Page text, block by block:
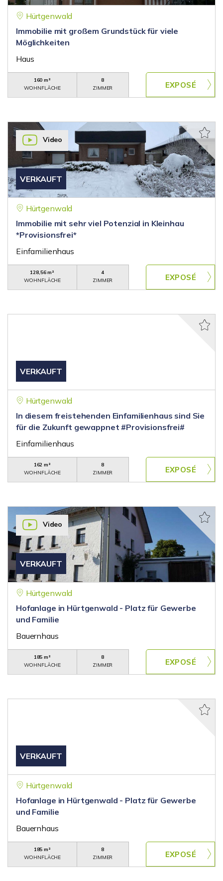
Hürtgenwald
Immobilie mit großem Grundstück für viele
Möglichkeiten
Haus
160 m²
WOHNFLÄCHE
8
ZIMMER
VERKAUFT
Video
Hürtgenwald
Immobilie mit sehr viel Potenzial in Kleinhau
*Provisionsfrei*
Einfamilienhaus
128,56 m²
WOHNFLÄCHE
4
ZIMMER
VERKAUFT
Hürtgenwald
In diesem freistehenden Einfamilienhaus sind Sie
für die Zukunft gewappnet #Provisionsfrei#
Einfamilienhaus
162 m²
WOHNFLÄCHE
8
ZIMMER
VERKAUFT
Video
Hürtgenwald
Hofanlage in Hürtgenwald - Platz für Gewerbe
und Familie
Bauernhaus
185 m²
WOHNFLÄCHE
8
ZIMMER
VERKAUFT
Hürtgenwald
Hofanlage in Hürtgenwald - Platz für Gewerbe
und Familie
Bauernhaus
185 m²
WOHNFLÄCHE
8
ZIMMER